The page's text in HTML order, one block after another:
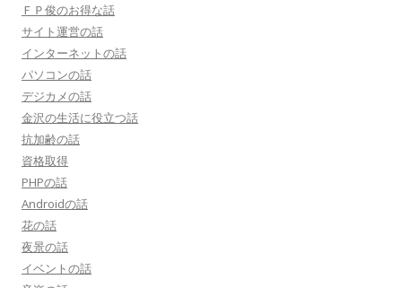
ＦＰ俊のお得な話
サイト運営の話
インターネットの話
パソコンの話
デジカメの話
金沢の生活に役立つ話
抗加齢の話
資格取得
PHPの話
Androidの話
花の話
夜景の話
イベントの話